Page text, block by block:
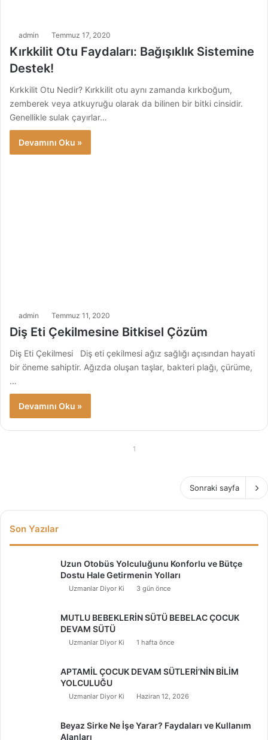
admin Temmuz 17, 2020
Kırkkilit Otu Faydaları: Bağışıklık Sistemine
Destek!
Kırkkilit Otu Nedir? Kırkkilit otu aynı zamanda kırkboğum,
zemberek veya atkuyruğu olarak da bilinen bir bitki cinsidir.
Genellikle sulak çayırlar…
Devamını Oku »
admin Temmuz 11, 2020
Diş Eti Çekilmesine Bitkisel Çözüm
Diş Eti Çekilmesi Diş eti çekilmesi ağız sağlığı açısından hayati
bir öneme sahiptir. Ağızda oluşan taşlar, bakteri plağı, çürüme,
…
Devamını Oku »
1
Sonraki sayfa
Son Yazılar
Uzun Otobüs Yolculuğunu Konforlu ve Bütçe
Dostu Hale Getirmenin Yolları
Uzmanlar Diyor Ki 3 gün önce
MUTLU BEBEKLERİN SÜTÜ BEBELAC ÇOCUK
DEVAM SÜTÜ
Uzmanlar Diyor Ki 1 hafta önce
APTAMİL ÇOCUK DEVAM SÜTLERİ’NİN BİLİM
YOLCULUĞU
Uzmanlar Diyor Ki Haziran 12, 2026
Beyaz Sirke Ne İşe Yarar? Faydaları ve Kullanım
Alanları